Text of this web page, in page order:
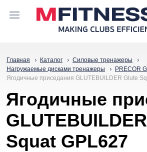
Главная Каталог
Силовые тренажеры
Нагружаемые дисками тренажеры
PRECOR
Ягодичные приседания GLUTEBUILDER Glute
Ягодичные
Squat GPL627